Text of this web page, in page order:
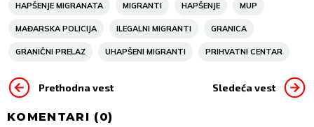
HAPŠENJE MIGRANATA MIGRANTI HAPŠENJE MUP
MAĐARSKA POLICIJA ILEGALNI MIGRANTI GRANICA
GRANIČNI PRELAZ UHAPŠENI MIGRANTI PRIHVATNI CENTAR
Prethodna vest Sledeća vest
KOMENTARI (0)